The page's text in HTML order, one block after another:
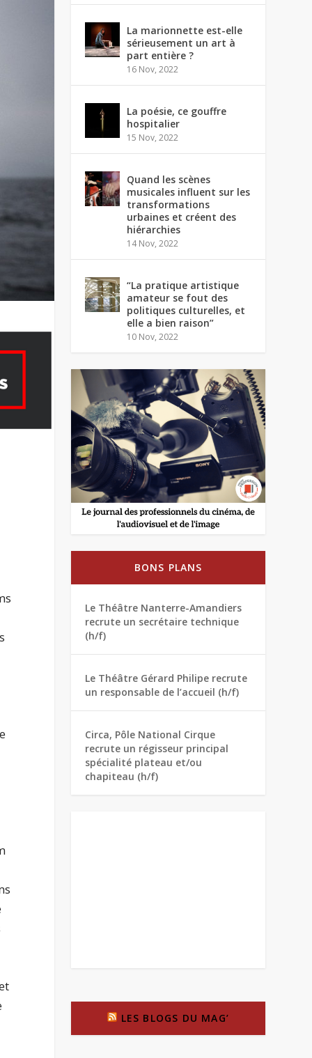
La marionnette est-elle
sérieusement un art à
part entière ?
16 Nov, 2022
La poésie, ce gouffre
hospitalier
15 Nov, 2022
Quand les scènes
musicales influent sur les
transformations
urbaines et créent des
hiérarchies
14 Nov, 2022
“La pratique artistique
amateur se fout des
politiques culturelles, et
elle a bien raison”
10 Nov, 2022
BONS PLANS
Le Théâtre Nanterre-Amandiers
recrute un secrétaire technique
(h/f)
Le Théâtre Gérard Philipe recrute
un responsable de l’accueil (h/f)
Circa, Pôle National Cirque
recrute un régisseur principal
spécialité plateau et/ou
chapiteau (h/f)
LES BLOGS DU MAG’